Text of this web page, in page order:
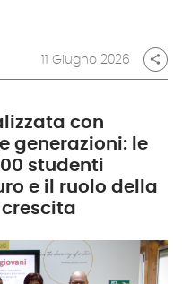
11 Giugno 2026 share
con
generazioni: le
studenti
e il ruolo della